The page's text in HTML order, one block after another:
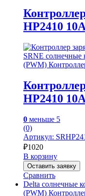
HP2410
SRNE
(PWM)
HP2410
0 меньше 5
(0)
Артикул:
₽1020
В корзину
Оставить заявку
Сравнить
Delta солнечные
(PWM)